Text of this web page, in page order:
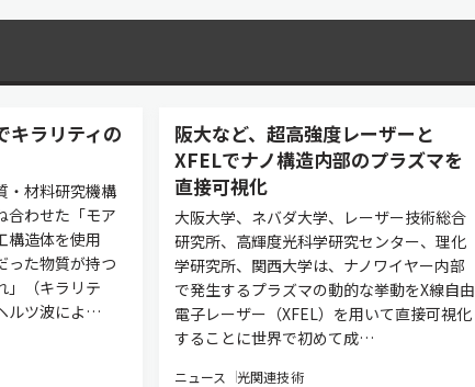
キラリティの
・材料研究機構
合わせた「モア
構造体を使用
った物質が持つ
」（キラリテ
ルツ波によ…
阪大など、超高強度レーザーと
XFELでナノ構造内部のプラズマを
直接可視化
大阪大学、ネバダ大学、レーザー技術総合
研究所、高輝度光科学研究センター、理化
学研究所、関西大学は、ナノワイヤー内部
で発生するプラズマの動的な挙動をX線自由
電子レーザー（XFEL）を用いて直接可視化
することに世界で初めて成…
ニュース 光関連技術